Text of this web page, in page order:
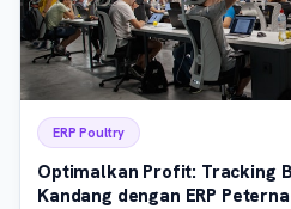
ERP Poultry
Optimalkan Profit: Tracking
Kandang dengan ERP